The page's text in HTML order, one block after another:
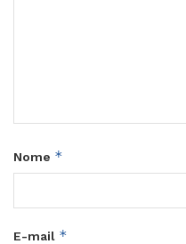
Nome *
E-mail *